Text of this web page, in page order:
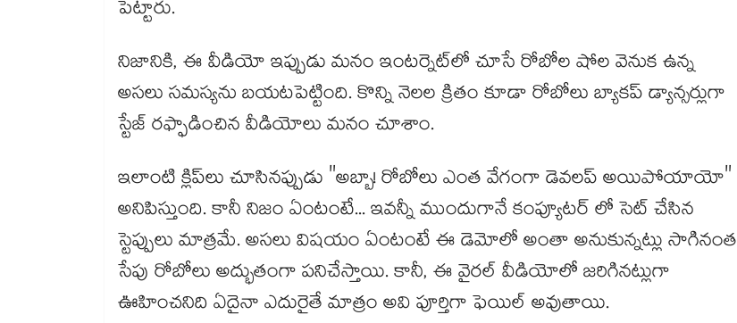
పెట్టారు.
నిజానికి, ఈ వీడియో ఇప్పుడు మనం ఇంటర్నెట్‌లో చూసే రోబోల షోల వెనుక ఉన్న
అసలు సమస్యను బయటపెట్టింది. కొన్ని నెలల క్రితం కూడా రోబోలు బ్యాకప్ డ్యాన్సర్లుగా
స్టేజ్ రఫ్ఫాడించిన వీడియోలు మనం చూశాం.
ఇలాంటి క్లిప్‌లు చూసినప్పుడు "అబ్బా! రోబోలు ఎంత వేగంగా డెవలప్ అయిపోయాయో"
అనిపిస్తుంది. కానీ నిజం ఏంటంటే... ఇవన్నీ ముందుగానే కంప్యూటర్ లో సెట్ చేసిన
స్టెప్పులు మాత్రమే. అసలు విషయం ఏంటంటే ఈ డెమోలో అంతా అనుకున్నట్లు సాగినంత
సేపు రోబోలు అద్భుతంగా పనిచేస్తాయి. కానీ, ఈ వైరల్ వీడియోలో జరిగినట్లుగా
ఊహించనిది ఏదైనా ఎదురైతే మాత్రం అవి పూర్తిగా ఫెయిల్ అవుతాయి.